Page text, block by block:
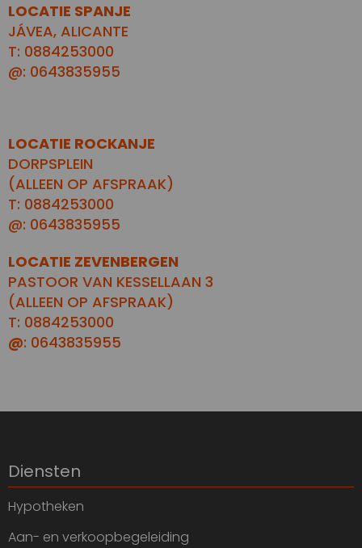
LOCATIE SPANJE
JÁVEA, ALICANTE
T: 0884253000
@: 0643835955
LOCATIE ROCKANJE
DORPSPLEIN
(ALLEEN OP AFSPRAAK)
T: 0884253000
@: 0643835955
LOCATIE ZEVENBERGEN
PASTOOR VAN KESSELLAAN 3
(ALLEEN OP AFSPRAAK)
T: 0884253000
@: 0643835955
Diensten
Hypotheken
Aan- en verkoopbegeleiding